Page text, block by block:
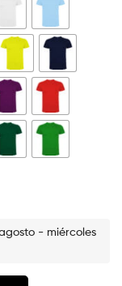
- miércoles